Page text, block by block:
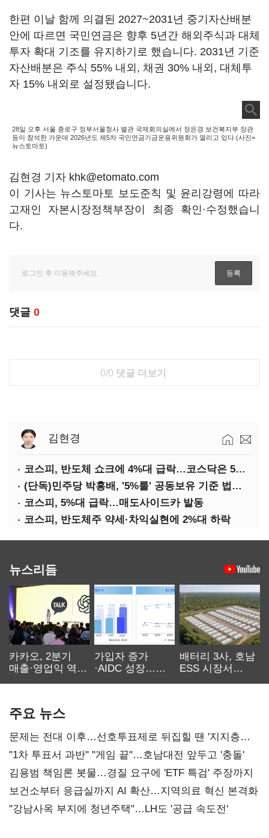
한편 이날 함께 의결된 2027~2031년 중기자산배분
안에 따르면 국민연금은 향후 5년간 해외주식과 대체
투자 확대 기조를 유지하기로 했습니다. 2031년 기준
자산배분은 주식 55% 내외, 채권 30% 내외, 대체투
자 15% 내외로 설정됐습니다.
28일 오후 서울 종로구 정부서울청사 별관 국제회의실에서 정은경 보건복지부 장관
등이 참석한 가운데 2026년도 제5차 국민연금기금운용위원회가 열리고 있다.(사진=
뉴스토마토)
김현경 기자 khk@etomato.com
이 기사는 뉴스토마토 보도준칙 및 윤리강령에 따라
고재인 자본시장정책부장이 최종 확인·수정했습니
다.
댓글 0
0/0 댓글 더보기
김현경
코스피, 반도체 쇼크에 4%대 급락…코스닥은 5거래일째 상승
(단독)민주당 박홍배, '5%룰' 공동보유 기준 법제화 추진
코스피, 5%대 급락…매도사이드카 발동
코스피, 반도체주 약세·차익실현에 2%대 하락
뉴스리듬
카카오, 2분기
매출·영업익 역대
가입자 증가
·AIDC 성장…
배터리 3사, 호남
ESS 시장서
주요 뉴스
문제는 전대 이후…선호투표제로 뒤집힐 땐 '지지층
불복'
"1차 투표서 과반" "게임 끝"…호남대전 앞두고 '충돌'
김용범 책임론 봇물…경질 요구에 'ETF 특검' 주장까지
보건소부터 응급실까지 AI 확산…지역의료 혁신 본격화
"강남사옥 부지에 청년주택"…LH도 '공급 속도전'